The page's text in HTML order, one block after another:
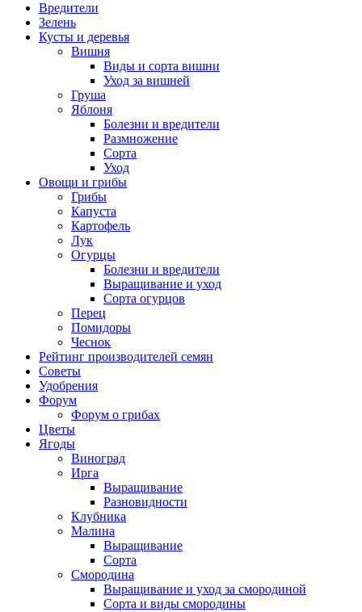
Вредители
Зелень
Кусты и деревья
Вишня
Виды и сорта вишни
Уход за вишней
Груша
Яблоня
Болезни и вредители
Размножение
Сорта
Уход
Овощи и грибы
Грибы
Капуста
Картофель
Лук
Огурцы
Болезни и вредители
Выращивание и уход
Сорта огурцов
Перец
Помидоры
Чеснок
Рейтинг производителей семян
Советы
Удобрения
Форум
Форум о грибах
Цветы
Ягоды
Виноград
Ирга
Выращивание
Разновидности
Клубника
Малина
Выращивание
Сорта
Смородина
Выращивание и уход за смородиной
Сорта и виды смородины